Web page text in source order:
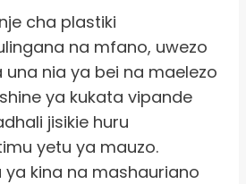
cha plastiki
na mfano, uwezo
una nia ya bei na maelezo
ya kukata vipande
jisikie huru
yetu ya mauzo.
ya kina na mashauriano